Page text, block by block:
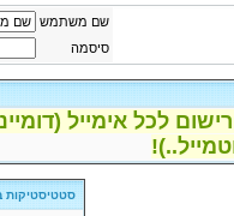
שם משתמש
סיסמה
לכל אימייל
סטטיסטיקות